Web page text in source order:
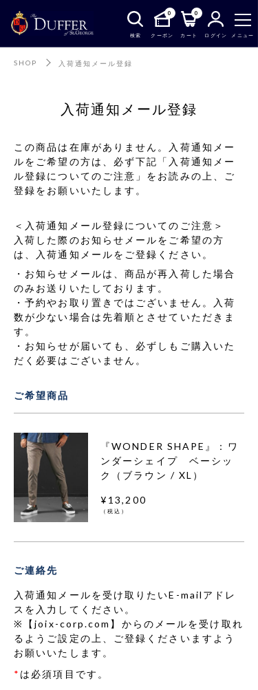
検索
0
クーポン
0
カート ログイン メニュー
SHOP 入荷通知メール登録
入荷通知メール登録
この商品は在庫がありません。入荷通知メー
ルをご希望の方は、必ず下記「入荷通知メー
ル登録についてのご注意」をお読みの上、ご
登録をお願いいたします。
＜入荷通知メール登録についてのご注意＞
入荷した際のお知らせメールをご希望の方
は、入荷通知メールをご登録ください。
お知らせメールは、商品が再入荷した場合
のみお送りいたしております。
予約やお取り置きではございません。入荷
数が少ない場合は先着順とさせていただきま
す。
お知らせが届いても、必ずしもご購入いた
だく必要はございません。
ご希望商品
『WONDER SHAPE』：ワ
ンダーシェイプ ベーシッ
ク（ブラウン / XL）
¥13,200
（税込）
ご連絡先
入荷通知メールを受け取りたいE-mailアドレ
スを入力してください。
※【joix-corp.com】からのメールを受け取れ
るようご設定の上、ご登録くださいますよう
お願いいたします。
* は必須項目です。